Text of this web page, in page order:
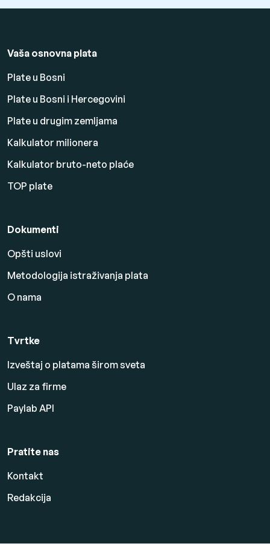
Vaša osnovna plata
Plate u Bosni
Plate u Bosni i Hercegovini
Plate u drugim zemljama
Kalkulator milionera
Kalkulator bruto-neto plaće
TOP plate
Dokumenti
Opšti uslovi
Metodologija istraživanja plata
O nama
Tvrtke
Izveštaj o platama širom sveta
Ulaz za firme
Paylab API
Pratite nas
Kontakt
Redakcija